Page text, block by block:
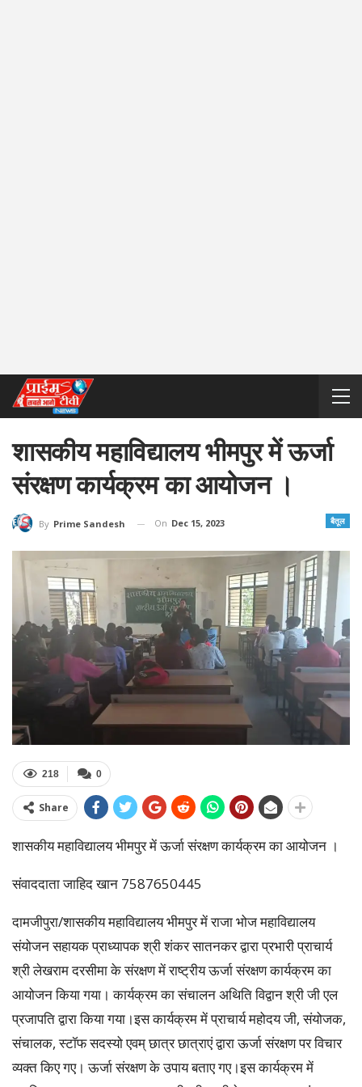
शासकीय महाविद्यालय भीमपुर में ऊर्जा
संरक्षण कार्यक्रम का आयोजन ।
बैतूल
By Prime Sandesh On Dec 15, 2023
0
218
Share
शासकीय महाविद्यालय भीमपुर में ऊर्जा संरक्षण कार्यक्रम का आयोजन ।
संवाददाता जाहिद खान 7587650445
दामजीपुरा/शासकीय महाविद्यालय भीमपुर में राजा भोज महाविद्यालय
संयोजन सहायक प्राध्यापक श्री शंकर सातनकर द्वारा प्रभारी प्राचार्य
श्री लेखराम दरसीमा के संरक्षण में राष्ट्रीय ऊर्जा संरक्षण कार्यक्रम का
आयोजन किया गया। कार्यक्रम का संचालन अथिति विद्वान श्री जी एल
प्रजापति द्वारा किया गया।इस कार्यक्रम में प्राचार्य महोदय जी, संयोजक,
संचालक, स्टॉफ सदस्यो एवम् छात्र छात्राएं द्वारा ऊर्जा संरक्षण पर विचार
व्यक्त किए गए। ऊर्जा संरक्षण के उपाय बताए गए।इस कार्यक्रम में